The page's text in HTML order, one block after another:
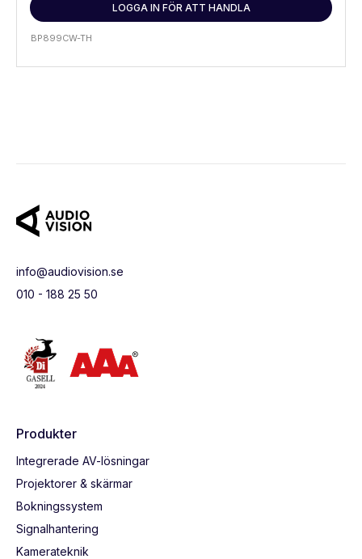
LOGGA IN FÖR ATT HANDLA
BP899CW-TH
info@audiovision.se
010 - 188 25 50
Produkter
Integrerade AV-lösningar
Projektorer & skärmar
Bokningssystem
Signalhantering
Kamerateknik